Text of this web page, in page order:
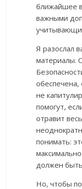
ближайшее
важными
Я разослал
материалы.
обеспечена,
не
помогут,
отравит
понимать:
должен
Но, чтобы